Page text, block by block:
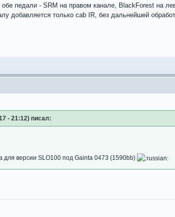
педали - SRM на правом канале, BlackForest на
добавляется только cab IR, без дальнейшей
- 21:12) писал:
версии SLO100 под Gainta 0473 (1590bb)